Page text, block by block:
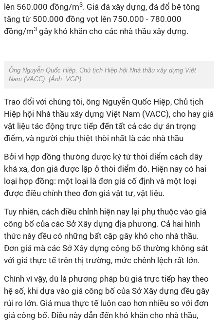
lên 560.000 đồng/m3. Giá đá xây dựng, đá đổ bê tông
tăng từ 500.000 đồng vọt lên 750.000 - 780.000
đồng/m3 gây khó khăn cho các nhà thầu xây dựng.
Ông Nguyễn Quốc Hiệp, Chủ tịch Hiệp hội Nhà thầu xây dựng Việt
Nam (VACC). (Ảnh: VGP).
Trao đổi với chúng tôi, ông Nguyễn Quốc Hiệp, Chủ tịch
Hiệp hội Nhà thầu xây dựng Việt Nam (VACC), cho hay giá
vật liệu tác động trực tiếp đến tất cả các dự án trọng
điểm, và người chịu thiệt thòi nhất là các nhà thầu
Bởi vì hợp đồng thường được ký từ thời điểm cách đây
khá xa, đơn giá được lập ở thời điểm đó. Hiện nay có hai
loại hợp đồng: một loại là đơn giá cố định và một loại
được điều chỉnh theo đơn giá vật tư, vật liệu.
Tuy nhiên, cách điều chỉnh hiện nay lại phụ thuộc vào giá
công bố của các Sở Xây dựng địa phương. Cả hai hình
thức này đều có những bất cập gây khó cho nhà thầu.
Đơn giá mà các Sở Xây dựng công bố thường không sát
với giá thực tế trên thị trường, mức chênh lệch rất lớn.
Chính vì vậy, dù là phương pháp bù giá trực tiếp hay theo
hệ số, khi dựa vào giá công bố của Sở Xây dựng đều gây
rủi ro lớn. Giá mua thực tế luôn cao hơn nhiều so với đơn
giá công bố. Điều này dẫn đến khó khăn cho nhà thầu,